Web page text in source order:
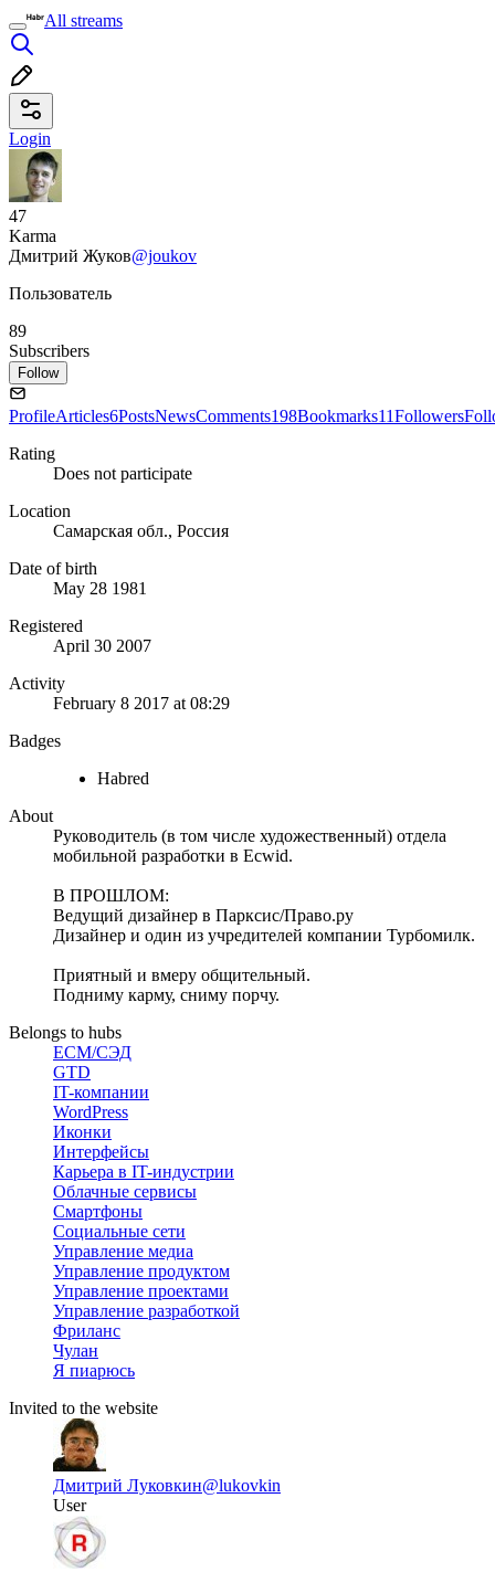
All streams
Login
47
Karma
Дмитрий Жуков@joukov
Пользователь
89
Subscribers
Follow
ProfileArticles6PostsNewsComments198Bookmarks11Followers
Rating
Does not participate
Location
Самарская обл., Россия
Date of birth
May 28 1981
Registered
April 30 2007
Activity
February 8 2017 at 08:29
Badges
Habred
About
Руководитель (в том числе художественный) отдела
мобильной разработки в Ecwid.
В ПРОШЛОМ:
Ведущий дизайнер в Парксис/Право.ру
Дизайнер и один из учредителей компании Турбомилк.
Приятный и вмеру общительный.
Подниму карму, сниму порчу.
Belongs to hubs
ECM/СЭД
GTD
IT-компании
WordPress
Иконки
Интерфейсы
Карьера в IT-индустрии
Облачные сервисы
Смартфоны
Социальные сети
Управление медиа
Управление продуктом
Управление проектами
Управление разработкой
Фриланс
Чулан
Я пиарюсь
Invited to the website
Дмитрий Луковкин@lukovkin
User